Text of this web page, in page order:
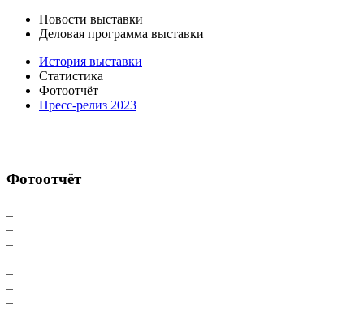
Новости выставки
Деловая программа выставки
История выставки
Статистика
Фотоотчёт
Пресс-релиз 2023
Фотоотчёт